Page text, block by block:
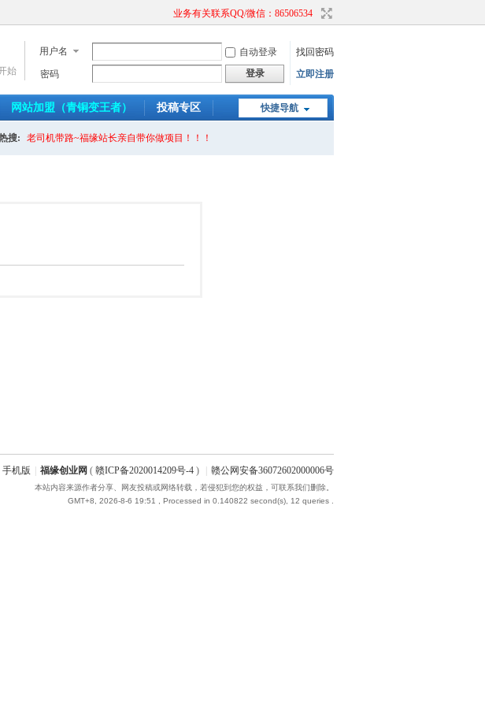
业务有关联系QQ/微信：86506534
用户名 自动登录
找回密码
密码
登录 立即注册
始
快捷导航
网站加盟（青铜变王者） 投稿专区
搜: 老司机带路~福缘站长亲自带你做项目！！！
手机版 福缘创业网 ( 赣ICP备2020014209号-4 ) 赣公网安备36072602000006号
本站内容来源作者分享、网友投稿或网络转载，若侵犯到您的权益，可联系我们删除。
GMT+8, 2026-8-6 19:51
, Processed in 0.140822 second(s), 12 queries .